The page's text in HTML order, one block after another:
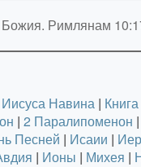
Римлянам
Иисуса Навина |
| 2 Паралипоменон |
Песней | Исаии |
| Ионы | Михея |